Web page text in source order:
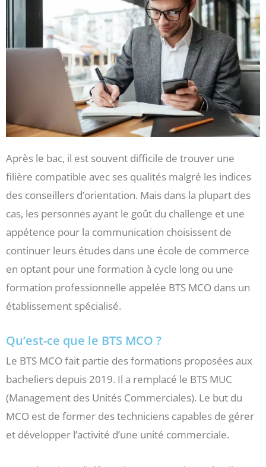
Après le bac, il est souvent difficile de trouver une
filière compatible avec ses qualités malgré les indices
des conseillers d’orientation. Mais dans la plupart des
cas, les personnes ayant le goût du challenge et une
appétence pour la communication choisissent de
continuer leurs études dans une école de commerce
en optant pour une formation à cycle long ou une
formation professionnelle appelée BTS MCO dans un
établissement spécialisé.
Qu’est-ce que le BTS MCO ?
Le BTS MCO fait partie des formations proposées aux
bacheliers depuis 2019. Il a remplacé le BTS MUC
(Management des Unités Commerciales). Le but du
MCO est de former des techniciens capables de gérer
et développer l’activité d’une unité commerciale.